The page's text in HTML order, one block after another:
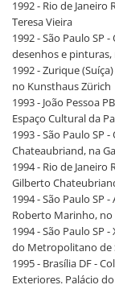
1992 - Rio de Janeiro
Teresa Vieira
1992 - São Paulo SP
desenhos e
1992 - Zurique
no Kunsthaus Zürich
1993 - João Pessoa
Espaço Cultural da
1993 - São Paulo SP
Chateaubriand, na
1994 - Rio de Janeiro
Gilberto
1994 - São Paulo SP
Roberto Marinho, no
1994 - São Paulo SP
do Metropolitano de
1995 - Brasília DF -
Exteriores. Palácio